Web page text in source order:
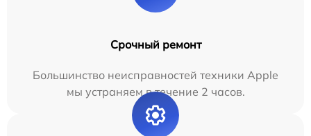
Срочный ремонт
Большинство неисправностей техники Apple
мы устраняем в течение 2 часов.